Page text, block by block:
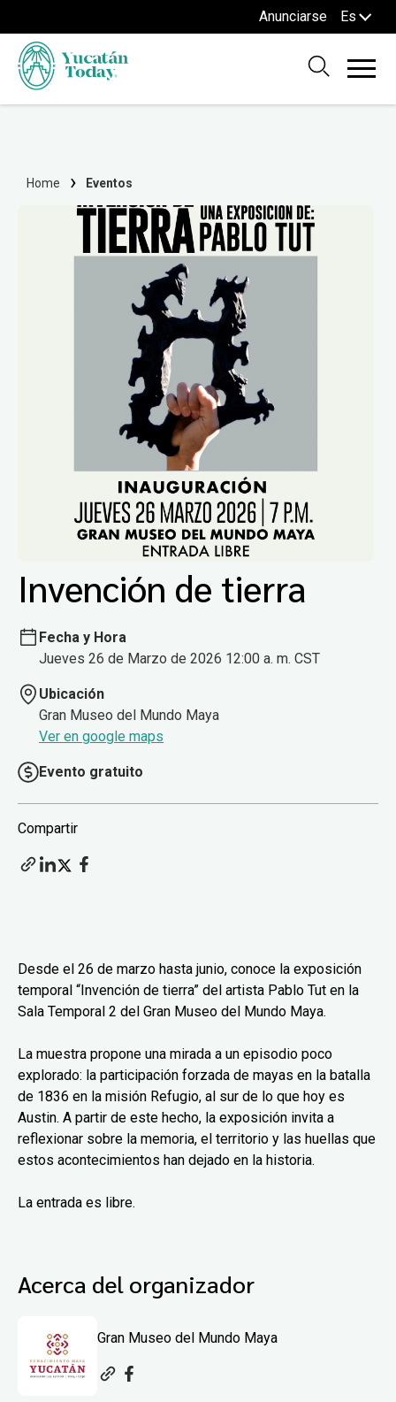
Anunciarse Es
Home Eventos
Invención de tierra
Fecha y Hora
Jueves 26 de Marzo de 2026 12:00 a. m. CST
Ubicación
Gran Museo del Mundo Maya
Ver en google maps
Evento gratuito
Compartir
Desde el 26 de marzo hasta junio, conoce la exposición
temporal “Invención de tierra” del artista Pablo Tut en la
Sala Temporal 2 del Gran Museo del Mundo Maya.
La muestra propone una mirada a un episodio poco
explorado: la participación forzada de mayas en la batalla
de 1836 en la misión Refugio, al sur de lo que hoy es
Austin. A partir de este hecho, la exposición invita a
reflexionar sobre la memoria, el territorio y las huellas que
estos acontecimientos han dejado en la historia.
La entrada es libre.
Acerca del organizador
Gran Museo del Mundo Maya